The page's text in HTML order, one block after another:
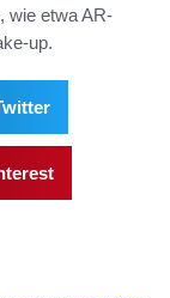
wie etwa AR-
up.